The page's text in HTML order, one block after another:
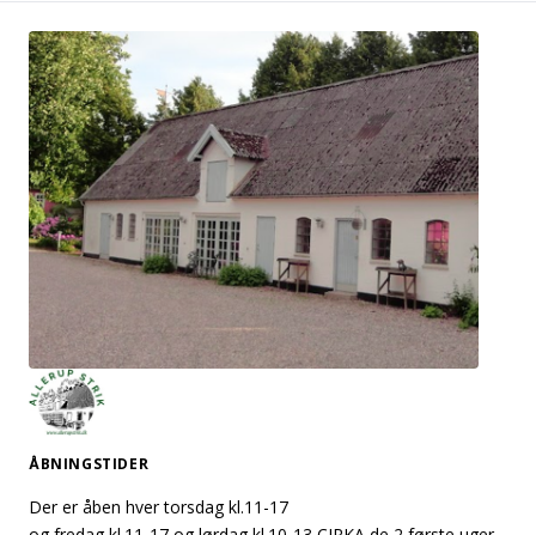
ÅBNINGSTIDER
Der er åben hver torsdag kl.11-17